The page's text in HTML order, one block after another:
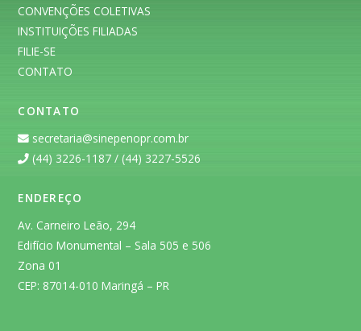
CONVENÇÕES COLETIVAS
INSTITUIÇÕES FILIADAS
FILIE-SE
CONTATO
CONTATO
secretaria@sinepenopr.com.br
(44) 3226-1187 / (44) 3227-5526
ENDEREÇO
Av. Carneiro Leão, 294
Edifício Monumental – Sala 505 e 506
Zona 01
CEP: 87014-010 Maringá – PR